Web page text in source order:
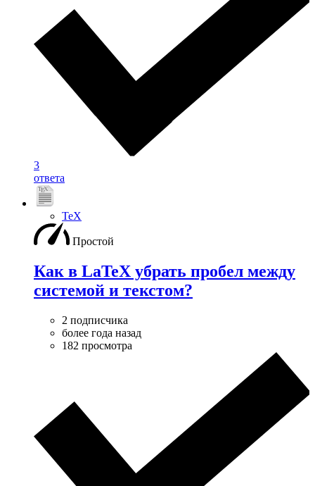
3
ответа
TeX
Простой
Как в LaTeX убрать пробел между
системой и текстом?
2 подписчика
более года назад
182 просмотра